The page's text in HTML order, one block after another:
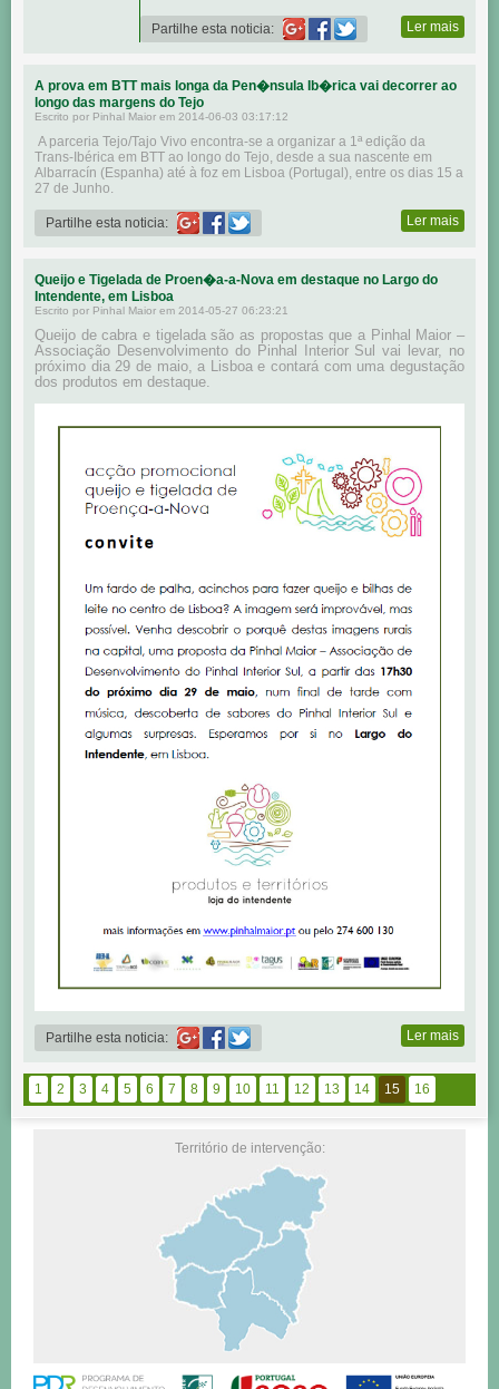
Partilhe esta noticia: Ler mais
A prova em BTT mais longa da Pen�nsula Ib�rica vai decorrer ao
longo das margens do Tejo
Escrito por Pinhal Maior em 2014-06-03 03:17:12
A parceria Tejo/Tajo Vivo encontra-se a organizar a 1ª edição da
Trans-Ibérica em BTT ao longo do Tejo, desde a sua nascente em
Albarracín (Espanha) até à foz em Lisboa (Portugal), entre os dias 15 a
27 de Junho.
Partilhe esta noticia: Ler mais
Queijo e Tigelada de Proen�a-a-Nova em destaque no Largo do
Intendente, em Lisboa
Escrito por Pinhal Maior em 2014-05-27 06:23:21
Queijo de cabra e tigelada são as propostas que a Pinhal Maior –
Associação Desenvolvimento do Pinhal Interior Sul vai levar, no
próximo dia 29 de maio, a Lisboa e contará com uma degustação
dos produtos em destaque.
Partilhe esta noticia: Ler mais
1 2 3 4 5 6 7 8 9 10 11 12 13 14 15 16
Território de intervenção: